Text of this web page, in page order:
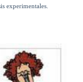
experimentales.